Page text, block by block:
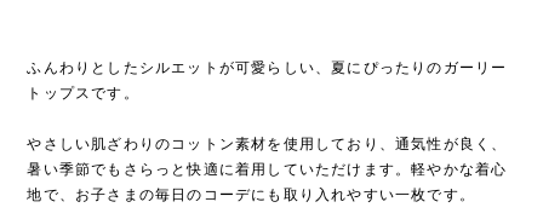
ふんわりとしたシルエットが可愛らしい、夏にぴったりのガーリー
トップスです。
やさしい肌ざわりのコットン素材を使用しており、通気性が良く、
暑い季節でもさらっと快適に着用していただけます。軽やかな着心
地で、お子さまの毎日のコーデにも取り入れやすい一枚です。